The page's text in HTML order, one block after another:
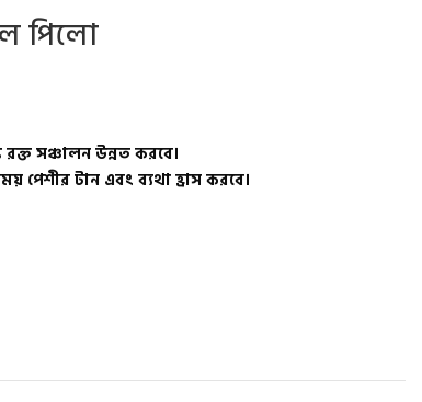
পিলো
​​​​সঞ্চালন উন্নত করবে।
পেশীর টান এবং ব্যথা হ্রাস করবে।